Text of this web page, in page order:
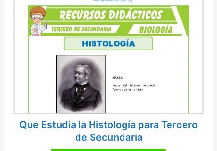
Que Estudia la Histología para Tercero
de Secundaria